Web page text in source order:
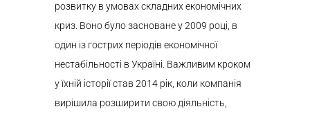
розвитку в умовах складних економічних
криз. Воно було засноване у 2009 році, в
один із гострих періодів економічної
нестабільності в Україні. Важливим кроком
у їхній історії став 2014 рік, коли компанія
вирішила розширити свою діяльність,